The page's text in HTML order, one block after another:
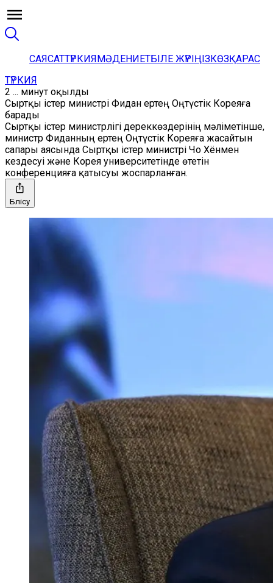
САЯСАТТҮРКИЯМӘДЕНИЕТБІЛЕ ЖҮРІҢІЗКӨЗҚАРАС
ТҮРКИЯ
2 ... минут оқылды
Сыртқы істер министрі Фидан ертең Оңтүстік Кореяға
барады
Сыртқы істер министрлігі дереккөздерінің мәліметінше,
министр Фиданның ертең Оңтүстік Кореяға жасайтын
сапары аясында Сыртқы істер министрі Чо Хёнмен
кездесуі және Корея университетінде өтетін
конференцияға қатысуы жоспарланған.
Бөлісу